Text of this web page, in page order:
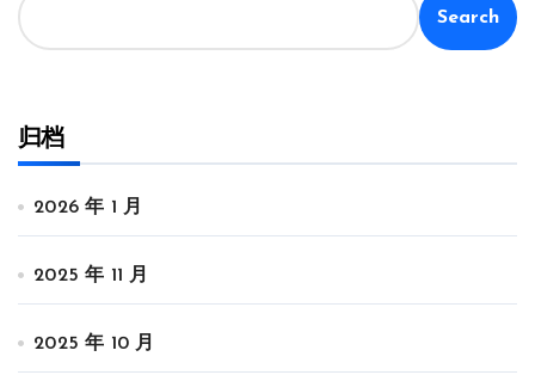
Search
归档
2026 年 1 月
2025 年 11 月
2025 年 10 月